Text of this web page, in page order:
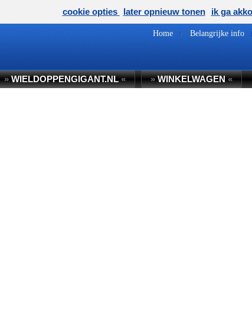
Home Belangrijke info
»WIELDOPPENGIGANT.NL« »WINKELWAGEN«
cookie opties later opnieuw tonen ik ga